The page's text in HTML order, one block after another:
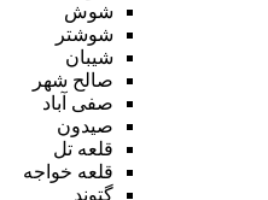
شوش
شوشتر
شیبان
صالح شهر
صفی آباد
صیدون
قلعه تل
قلعه خواجه
گتوند